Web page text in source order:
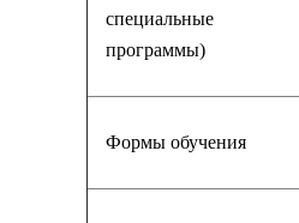
специальные
программы)
Формы обучения